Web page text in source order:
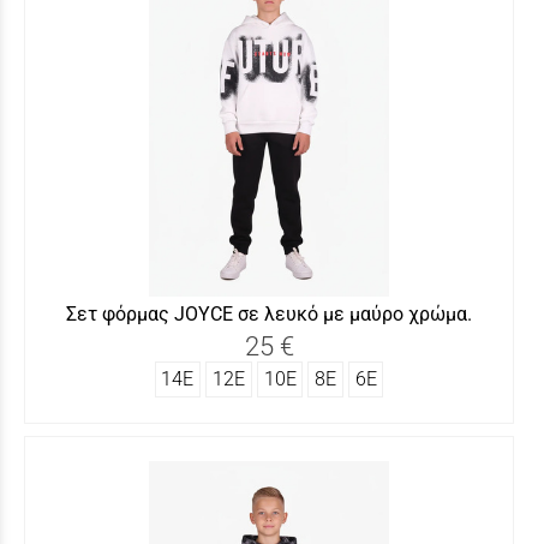
Σετ φόρμας JOYCΕ σε λευκό με μαύρο χρώμα.
25 €
14Ε 12Ε 10Ε 8Ε 6Ε